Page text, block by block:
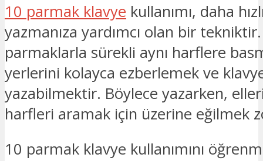
10 parmak klavye kullanımı, daha
yazmanıza yardımcı olan bir
parmaklarla sürekli aynı harflere
yerlerini kolayca ezberlemek ve
yazabilmektir. Böylece yazarken,
harfleri aramak için üzerine eğilmek
10 parmak klavye kullanımını